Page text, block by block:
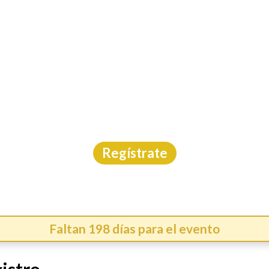
Regístrate
Faltan 198 días para el evento